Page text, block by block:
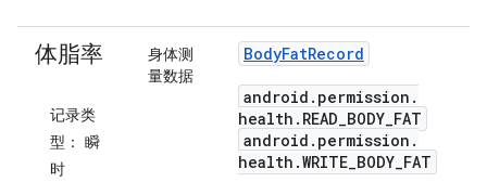
体脂率
记录类
型： 瞬
时
身体测
量数据
BodyFatRecord
android . permission .
health . READ_BODY_FAT
android . permission .
health .WRITE_BODY_FAT